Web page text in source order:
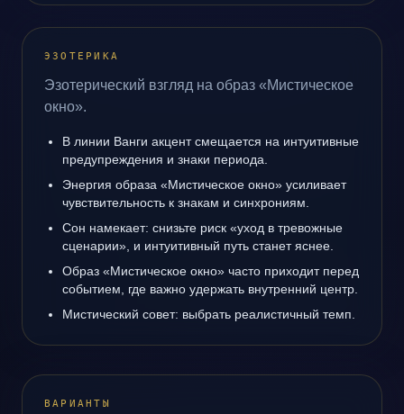
ЭЗОТЕРИКА
Эзотерический взгляд на образ «Мистическое
окно».
В линии Ванги акцент смещается на интуитивные
предупреждения и знаки периода.
Энергия образа «Мистическое окно» усиливает
чувствительность к знакам и синхрониям.
Сон намекает: снизьте риск «уход в тревожные
сценарии», и интуитивный путь станет яснее.
Образ «Мистическое окно» часто приходит перед
событием, где важно удержать внутренний центр.
Мистический совет: выбрать реалистичный темп.
ВАРИАНТЫ